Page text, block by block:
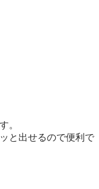
。
と出せるので便利で